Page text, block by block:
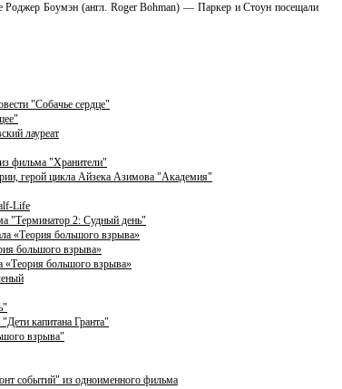
Роджер Боумэн (англ. Roger Bohman) — Паркер и Стоун посещали
"Собачье сердце"
лауреат
фильма "Хранители"
герой цикла Айзека Азимова "Академия"
Life
"Терминатор 2: Судный день"
«Теория большого взрыва»
большого взрыва»
«Теория большого взрыва»
капитана Гранта"
взрыва"
событий" из одноименного фильма